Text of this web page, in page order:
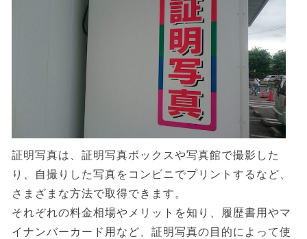
証明写真は、証明写真ボックスや写真館で撮影した
り、自撮りした写真をコンビニでプリントするなど、
さまざまな方法で取得できます。
それぞれの料金相場やメリットを知り、履歴書用やマ
イナンバーカード用など、証明写真の目的によって使